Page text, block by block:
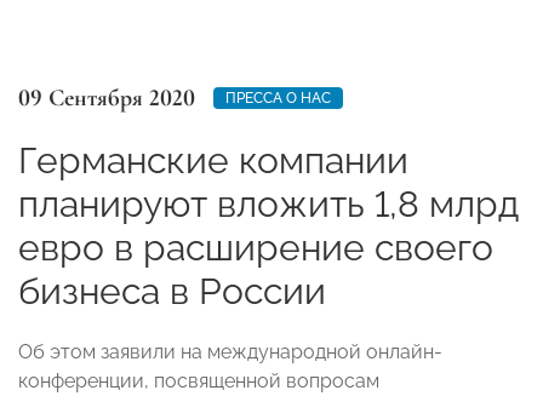
09 Сентября 2020 ПРЕССА О НАС
Германские компании
планируют вложить 1,8 млрд
евро в расширение своего
бизнеса в России
Об этом заявили на международной онлайн-
конференции, посвященной вопросам